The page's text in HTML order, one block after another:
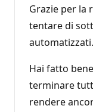
u
a
i
e
Grazie per la
tentare di
automatizzati.
Hai fatto
terminare
rendere